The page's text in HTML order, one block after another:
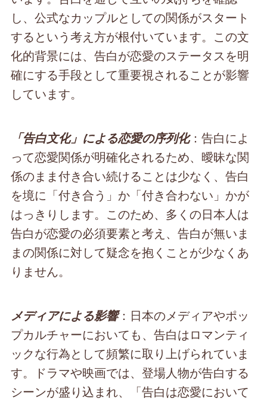
し、公式なカップルとしての関係がスタート
するという考え方が根付いています。この文
化的背景には、告白が恋愛のステータスを明
確にする手段として重要視されることが影響
しています。
「告白文化」による恋愛の序列化：告白によ
って恋愛関係が明確化されるため、曖昧な関
係のまま付き合い続けることは少なく、告白
を境に「付き合う」か「付き合わない」かが
はっきりします。このため、多くの日本人は
告白が恋愛の必須要素と考え、告白が無いま
まの関係に対して疑念を抱くことが少なくあ
りません。
メディアによる影響：日本のメディアやポッ
プカルチャーにおいても、告白はロマンティ
ックな行為として頻繁に取り上げられていま
す。ドラマや映画では、登場人物が告白する
シーンが盛り込まれ、「告白は恋愛において